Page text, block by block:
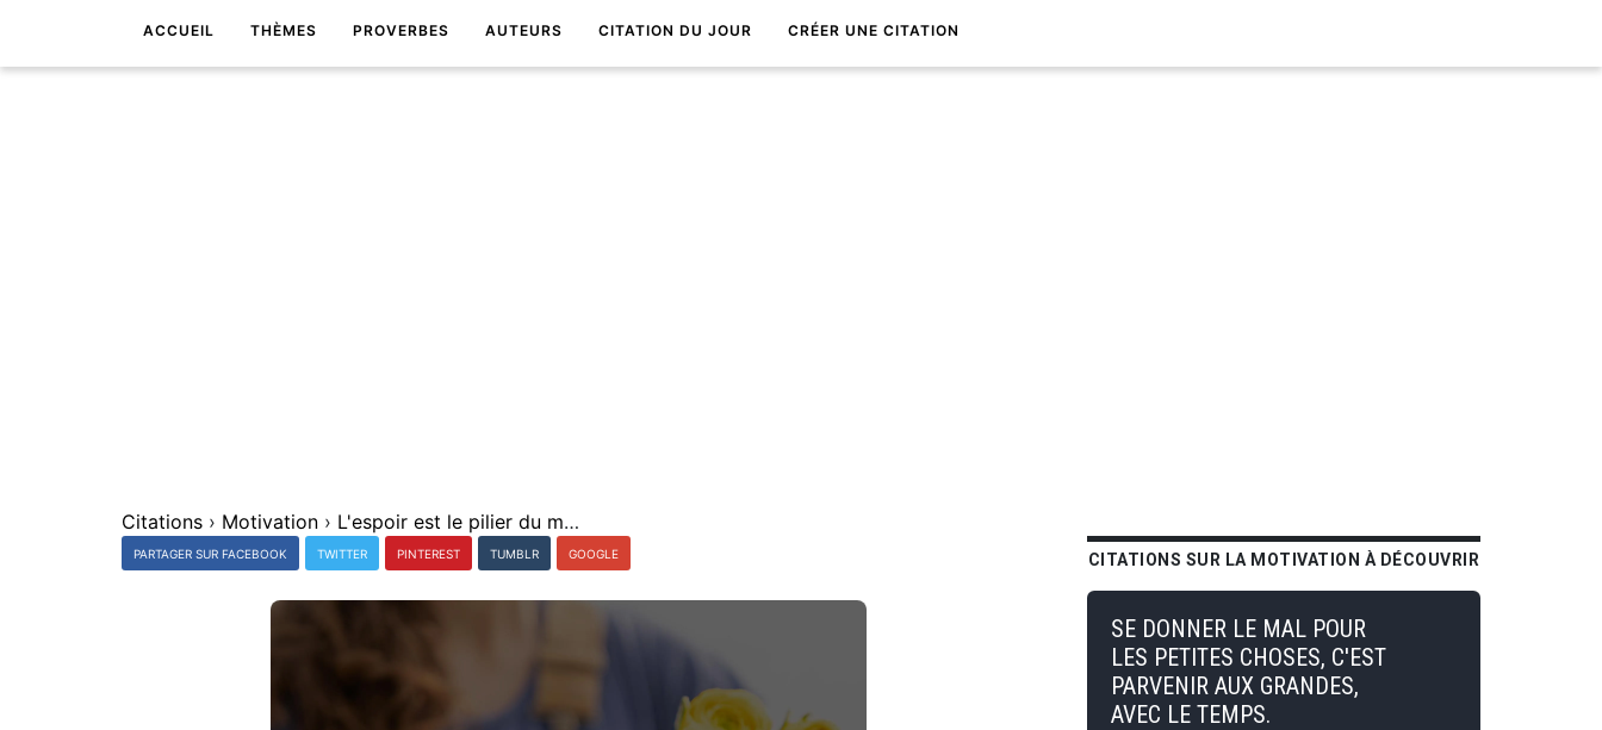
ACCUEIL THÈMES PROVERBES AUTEURS CITATION DU JOUR CRÉER UNE CITATION
Citations › Motivation › L'espoir est le pilier du monde.
PARTAGER SUR FACEBOOK TWITTER PINTEREST TUMBLR GOOGLE CITATIONS SUR LA MOTIVATION À DÉCOUVRIR
SE DONNER LE MAL POUR
LES PETITES CHOSES, C'EST
PARVENIR AUX GRANDES,
AVEC LE TEMPS.